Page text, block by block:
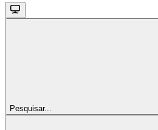
Pesquisar...